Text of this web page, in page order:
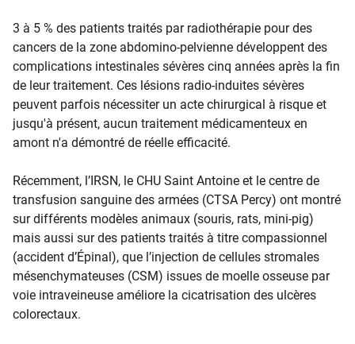
3 à 5 % des patients traités par radiothérapie pour des
cancers de la zone abdomino-pelvienne développent des
complications intestinales sévères cinq années après la fin
de leur traitement. Ces lésions radio-induites sévères
peuvent parfois nécessiter un acte chirurgical à risque et
jusqu'à présent, aucun traitement médicamenteux en
amont n'a démontré de réelle efficacité.
Récemment, l’IRSN, le CHU Saint Antoine et le centre de
transfusion sanguine des armées (CTSA Percy) ont montré
sur différents modèles animaux (souris, rats, mini-pig)
mais aussi sur des patients traités à titre compassionnel
(accident d’Épinal), que l’injection de cellules stromales
mésenchymateuses (CSM) issues de moelle osseuse par
voie intraveineuse améliore la cicatrisation des ulcères
colorectaux.